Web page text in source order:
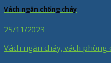
Vách ngăn chống cháy
25/11/2023
Vách ngăn cháy, vách phòng